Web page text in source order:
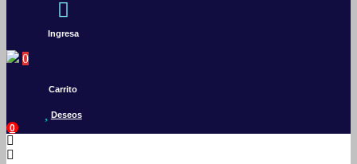
Ingresa
0
Carrito
Deseos
0